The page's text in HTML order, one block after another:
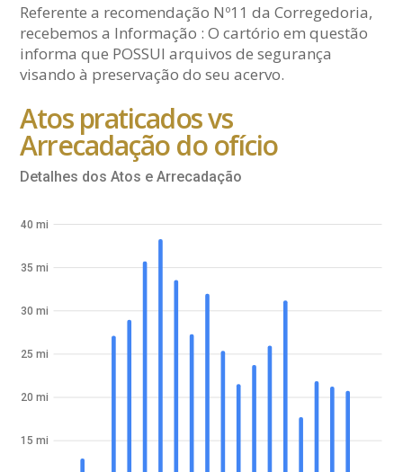
Referente a recomendação Nº11 da Corregedoria,
recebemos a Informação : O cartório em questão
informa que POSSUI arquivos de segurança
visando à preservação do seu acervo.
Atos praticados vs
Arrecadação do ofício
Detalhes dos Atos e Arrecadação
15 mi
20 mi
25 mi
30 mi
35 mi
40 mi